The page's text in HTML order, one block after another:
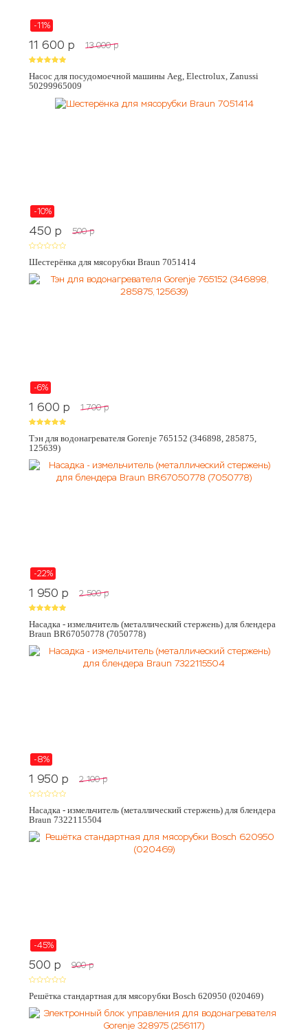
-11%
11 600 p 13 000 p
Насос для посудомоечной машины Aeg, Electrolux, Zanussi
50299965009
-10%
450 p 500 p
Шестерёнка для мясорубки Braun 7051414
-6%
1 600 p 1 700 p
Тэн для водонагревателя Gorenje 765152 (346898, 285875,
125639)
-22%
1 950 p 2 500 p
Насадка - измельчитель (металлический стержень) для блендера
Braun BR67050778 (7050778)
-8%
1 950 p 2 100 p
Насадка - измельчитель (металлический стержень) для блендера
Braun 7322115504
-45%
500 p 900 p
Решётка стандартная для мясорубки Bosch 620950 (020469)